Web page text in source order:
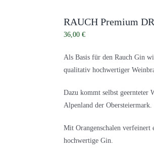
RAUCH Premium
36,00 €
Als Basis für den Rauch Gin
qualitativ hochwertiger
Dazu kommt selbst geernteter
Alpenland der Obersteiermark.
Mit Orangenschalen verfeinert
hochwertige Gin.